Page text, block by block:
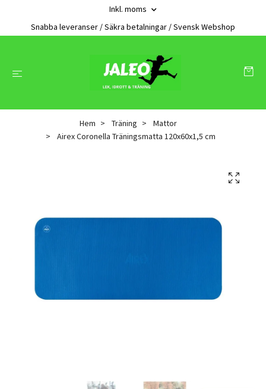
Inkl. moms
Snabba leveranser / Säkra betalningar / Svensk Webshop
Hem Träning
Mattor
Airex Coronella Träningsmatta 120x60x1,5 cm